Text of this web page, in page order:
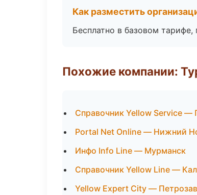
Как разместить
Бесплатно в базовом
Похожие компании:
Справочник Yellow Service —
Portal Net Online — Нижний
Инфо Info Line — Мурманск
Справочник Yellow Line —
Yellow Expert City —